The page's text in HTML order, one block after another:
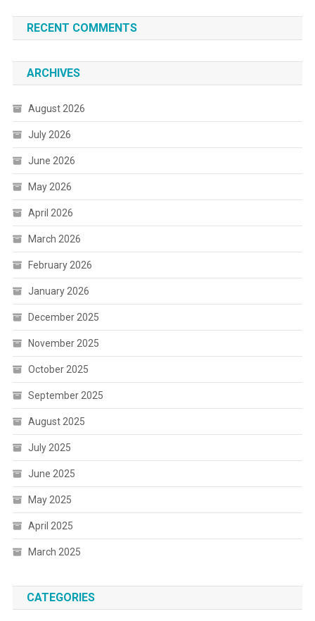
RECENT COMMENTS
ARCHIVES
August 2026
July 2026
June 2026
May 2026
April 2026
March 2026
February 2026
January 2026
December 2025
November 2025
October 2025
September 2025
August 2025
July 2025
June 2025
May 2025
April 2025
March 2025
CATEGORIES